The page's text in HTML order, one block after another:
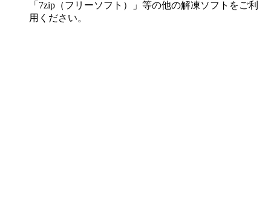
「7zip（フリーソフト）」等の他の解凍ソフトをご利
用ください。